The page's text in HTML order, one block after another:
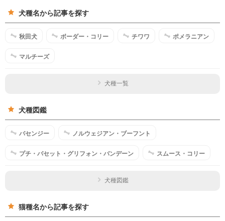
犬種名から記事を探す
秋田犬 ボーダー・コリー チワワ ポメラニアン
マルチーズ
犬種一覧
犬種図鑑
バセンジー ノルウェジアン・ブーフント
プチ・バセット・グリフォン・バンデーン スムース・コリー
犬種図鑑
猫種名から記事を探す